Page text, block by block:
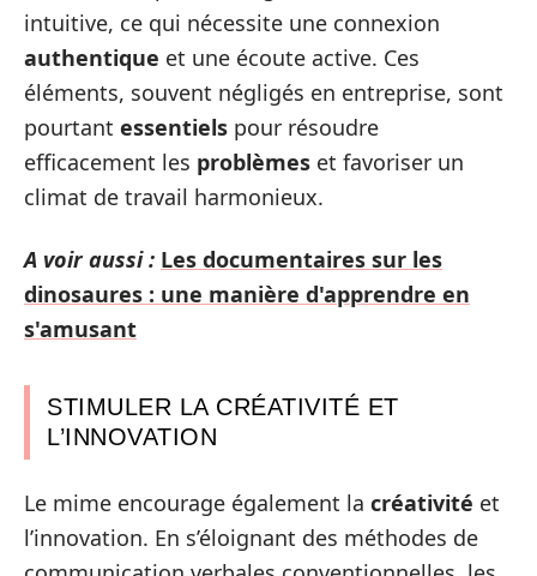
intuitive, ce qui nécessite une connexion
authentique et une écoute active. Ces
éléments, souvent négligés en entreprise, sont
pourtant essentiels pour résoudre
efficacement les problèmes et favoriser un
climat de travail harmonieux.
A voir aussi : Les documentaires sur les
dinosaures : une manière d'apprendre en
s'amusant
STIMULER LA CRÉATIVITÉ ET
L’INNOVATION
Le mime encourage également la créativité et
l’innovation. En s’éloignant des méthodes de